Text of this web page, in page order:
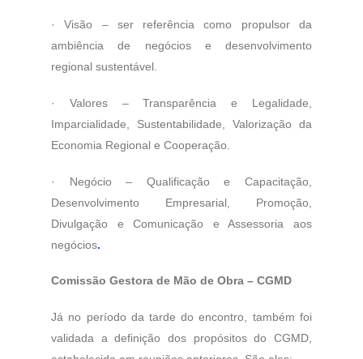
·
Visão – ser referência como propulsor da
ambiência de negócios e desenvolvimento
regional sustentável.
·
Valores – Transparência e Legalidade,
Imparcialidade, Sustentabilidade, Valorização da
Economia Regional e Cooperação.
·
Negócio – Qualificação e Capacitação,
Desenvolvimento Empresarial, Promoção,
Divulgação e Comunicação e Assessoria aos
negócios.
Comissão Gestora de Mão de Obra – CGMD
Já no período da tarde do encontro, também foi
validada a definição dos propósitos do CGMD,